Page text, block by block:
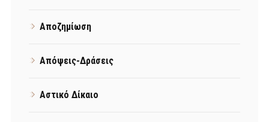
Αποζημίωση
Απόψεις-Δράσεις
Αστικό Δίκαιο